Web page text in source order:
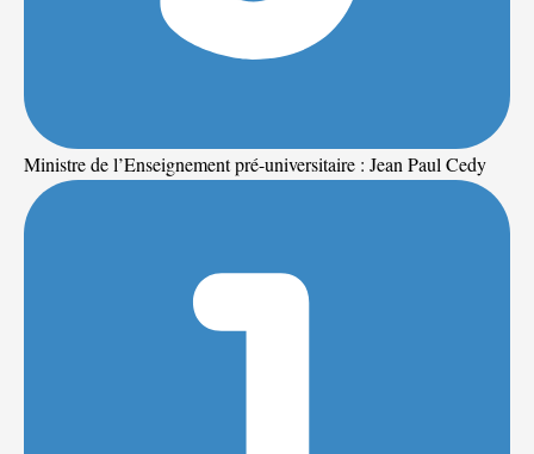
Ministre de l’Enseignement pré-universitaire : Jean Paul Cedy